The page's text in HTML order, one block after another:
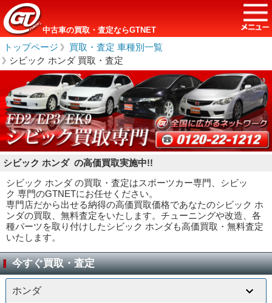
中古車の買取・査定ならGTNET
トップページ ＞
買取・査定 車種別一覧
＞
シビック ホンダ 買取・査定
シビック ホンダ の高価買取実施中!!
シビック ホンダ の買取・査定はスポーツカー専門、シビッ
ク 専門のGTNETにお任せください。
専門店だから出せる納得の高価買取価格であなたのシビック ホ
ンダの買取、無料査定をいたします。チューニングや改造、各
種パーツを取り付けしたシビック ホンダも高価買取・無料査定
いたします。
今すぐ買取・査定